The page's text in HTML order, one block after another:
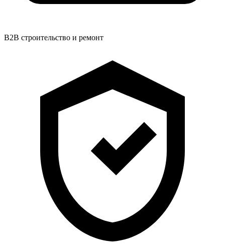
B2B строительство и ремонт